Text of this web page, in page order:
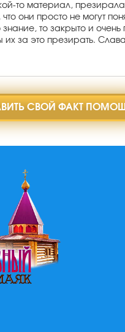
то материал, презирала
они просто не могут
то закрыто и очень
их за это презирать. Слава
СВОЙ ФАКТ